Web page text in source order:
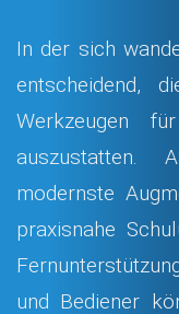
In der sich
entscheidend,
Werkzeugen
auszustatten.
modernste
praxisnahe
und Bediener